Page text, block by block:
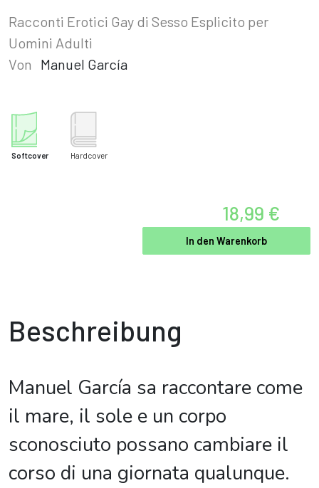
Racconti Erotici Gay di Sesso Esplicito per
Uomini Adulti
Von
Manuel García
Softcover Hardcover
18,99 €
In den Warenkorb
Beschreibung
Manuel García sa raccontare come
il mare, il sole e un corpo
sconosciuto possano cambiare il
corso di una giornata qualunque.